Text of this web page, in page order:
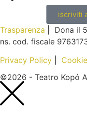
iscriviti
Trasparenza
| Dona il
ns. cod. fiscale
Privacy Policy
©2026 - Teatro Kopó